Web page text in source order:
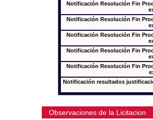
Notificación Resolución Fin
Notificación Resolución Fin
Notificación Resolución Fin
Notificación Resolución Fin
Notificación Resolución Fin
Notificación resultados
Observaciones de la Licitacion